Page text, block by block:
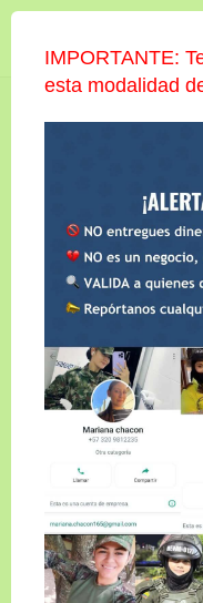
TOBY
Compartir
IMPORTANTE:
esta modalidad